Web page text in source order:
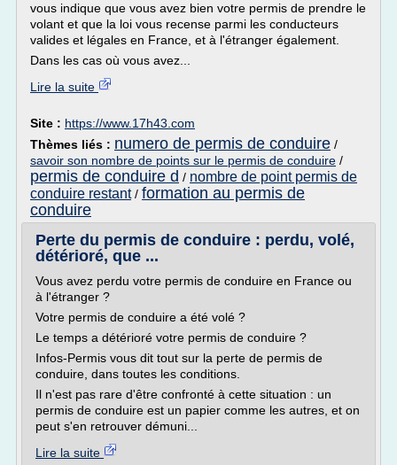
vous indique que vous avez bien votre permis de prendre le
volant et que la loi vous recense parmi les conducteurs
valides et légales en France, et à l'étranger également.
Dans les cas où vous avez...
Lire la suite
Site : https://www.17h43.com
Thèmes liés : numero de permis de conduire /
savoir son nombre de points sur le permis de conduire /
permis de conduire d / nombre de point permis de
conduire restant/ formation au permis de
conduire
Perte du permis de conduire : perdu, volé,
détérioré, que ...
Vous avez perdu votre permis de conduire en France ou
à l'étranger ?
Votre permis de conduire a été volé ?
Le temps a détérioré votre permis de conduire ?
Infos-Permis vous dit tout sur la perte de permis de
conduire, dans toutes les conditions.
Il n'est pas rare d'être confronté à cette situation : un
permis de conduire est un papier comme les autres, et on
peut s'en retrouver démuni...
Lire la suite